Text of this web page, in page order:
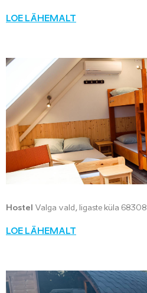
LOE LÄHEMALT
Hostel Valga vald, Iigaste küla 68308
LOE LÄHEMALT